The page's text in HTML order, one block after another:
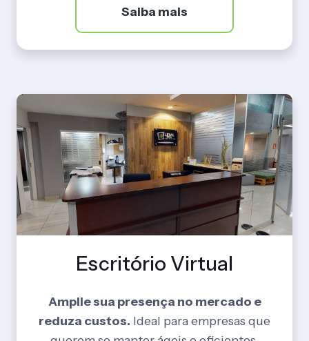
Saiba mais
Escritório Virtual
Amplie sua presença no mercado e
reduza custos. Ideal para empresas que